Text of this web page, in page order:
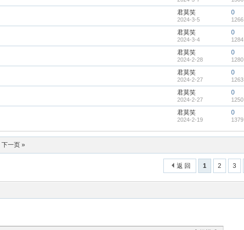
君莫笑
2024-3-5
0
1266
君莫笑
2024-3-4
0
1284
君莫笑
2024-2-28
0
1280
君莫笑
2024-2-27
0
1263
君莫笑
2024-2-27
0
1250
君莫笑
2024-2-19
0
1379
下一页 »
1 2 3
返 回